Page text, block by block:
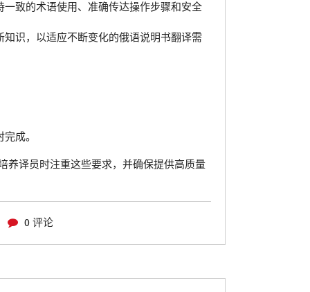
致的术语使用、准确传达操作步骤和安全
识，以适应不断变化的俄语说明书翻译需
成。
养译员时注重这些要求，并确保提供高质量
0 评论